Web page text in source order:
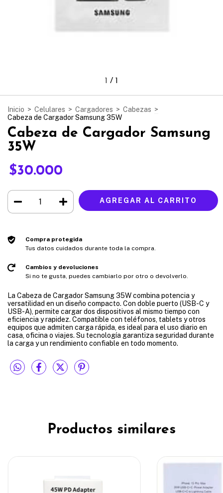
1 / 1
Inicio > Celulares > Cargadores > Cabezas >
Cabeza de Cargador Samsung 35W
Cabeza de Cargador Samsung
35W
$30.000
Compra protegida
Tus datos cuidados durante toda la compra.
Cambios y devoluciones
Si no te gusta, puedes cambiarlo por otro o devolverlo.
La Cabeza de Cargador Samsung 35W combina potencia y
versatilidad en un diseño compacto. Con doble puerto (USB-C y
USB-A), permite cargar dos dispositivos al mismo tiempo con
eficiencia y rapidez. Compatible con teléfonos, tablets y otros
equipos que admiten carga rápida, es ideal para el uso diario en
casa, oficina o viajes. Su tecnología garantiza seguridad durante
la carga y un rendimiento confiable en todo momento.
Productos similares